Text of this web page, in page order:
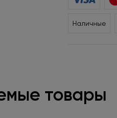
Наличные
товары